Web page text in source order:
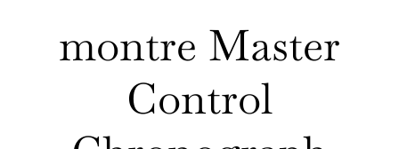
montre Master
Control